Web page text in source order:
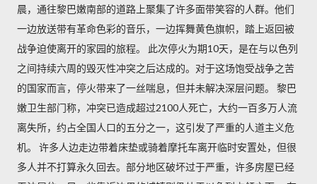
晨，通往黎巴嫩南部的道路上聚集了许多面带笑容的人群。他们
一边放送带有革命色彩的音乐，一边挥舞黄色旗帜，踏上返回被
战争迫使离开的家园的旅程。 此次停火为期10天，是在与以色列
之间持续六周的毁灭性冲突之后达成的。对于这场饱受战争之苦
的国家而言，停火带来了一丝喘息，但并未解决深层问题。 黎巴
嫩卫生部门称，冲突已造成超过2100人死亡，大约一百多万人流
离失所，约占全国人口的五分之一，这引发了严重的人道主义危
机。 许多人边走边带着床垫或骑着摩托车离开临时安置处，但很
多人并不打算永久回去。部分地区破坏过于严重，许多房屋已经